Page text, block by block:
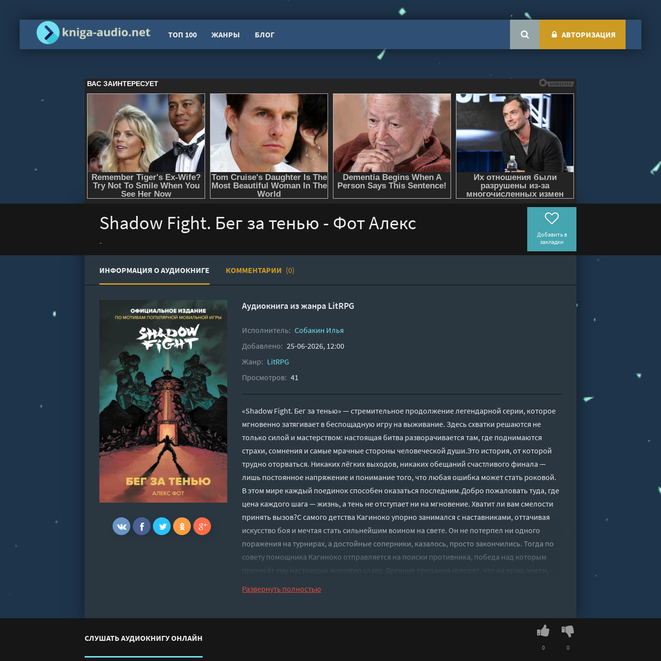
ТОП 100 ЖАНРЫ БЛОГ АВТОРИЗАЦИЯ
Shadow Fight. Бег за тенью - Фот Алекс
-
Добавить в
закладки
ИНФОРМАЦИЯ О АУДИОКНИГЕ КОММЕНТАРИИ (0)
Аудиокнига из жанра LitRPG
Исполнитель: Собакин Илья
Добавлено: 25-06-2026, 12:00
Жанр: LitRPG
Просмотров: 41
«Shadow Fight. Бег за тенью» — стремительное продолжение легендарной серии, которое
мгновенно затягивает в беспощадную игру на выживание. Здесь схватки решаются не
только силой и мастерством: настоящая битва разворачивается там, где поднимаются
страхи, сомнения и самые мрачные стороны человеческой души.Это история, от которой
трудно оторваться. Никаких лёгких выходов, никаких обещаний счастливого финала —
лишь постоянное напряжение и понимание того, что любая ошибка может стать роковой.
В этом мире каждый поединок способен оказаться последним.Добро пожаловать туда, где
цена каждого шага — жизнь, а тень не отступает ни на мгновение. Хватит ли вам смелости
принять вызов?С самого детства Кагиноко упорно занимался с наставниками, оттачивая
искусство боя и мечтая стать сильнейшим воином на свете. Он не потерпел ни одного
поражения на турнирах, а достойные соперники, казалось, просто закончились. Тогда по
совету помощника Кагиноко отправляется на поиски противника, победа над которым
принесёт ему настоящую мировую славу. Древние предания говорят, что на краю земли,
демоны — великие бойцы, мечтающие прорваться в мир людей. Но Кагиноко не верит в
завладеть фрагментами оказывается куда сложнее, чем казалось вначале. Долгая дорога,
потери союзников, бесконечные схватки с теми, кто осмеливается бросить вызов, — и вот
Развернуть полностью
СЛУШАТЬ АУДИОКНИГУ ОНЛАЙН
0 0